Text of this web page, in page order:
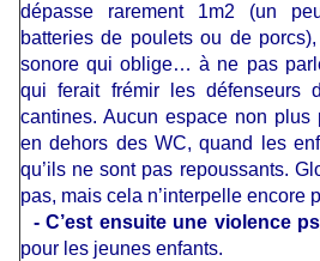
dépasse rarement 1m2 (un
batteries de poulets ou de
sonore qui oblige… à ne pas
qui ferait frémir les défenseurs
cantines. Aucun espace non plus
en dehors des WC, quand les
qu’ils ne sont pas repoussants.
pas, mais cela n’interpelle encore
- C’est ensuite une violence
pour les jeunes enfants.